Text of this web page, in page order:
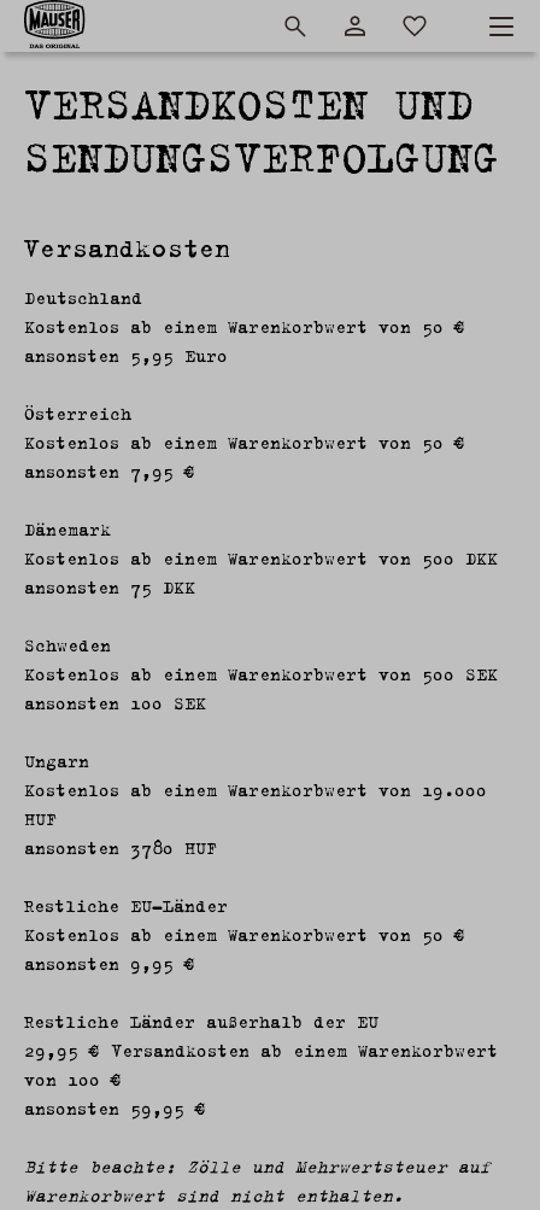
VERSANDKOSTEN UND
SENDUNGSVERFOLGUNG
Versandkosten
Deutschland
Kostenlos ab einem Warenkorbwert von 50 €
ansonsten 5,95 Euro
Österreich
Kostenlos ab einem Warenkorbwert von 50 €
ansonsten 7,95 €
Dänemark
Kostenlos ab einem Warenkorbwert von 500 DKK
ansonsten 75 DKK
Schweden
Kostenlos ab einem Warenkorbwert von 500 SEK
ansonsten 100 SEK
Ungarn
Kostenlos ab einem Warenkorbwert von 19.000
HUF
ansonsten 3780 HUF
Restliche EU-Länder
Kostenlos ab einem Warenkorbwert von 50 €
ansonsten 9,95 €
Restliche Länder außerhalb der EU
29,95 € Versandkosten ab einem Warenkorbwert
von 100 €
ansonsten 59,95 €
Bitte beachte: Zölle und Mehrwertsteuer auf
Warenkorbwert sind nicht enthalten.